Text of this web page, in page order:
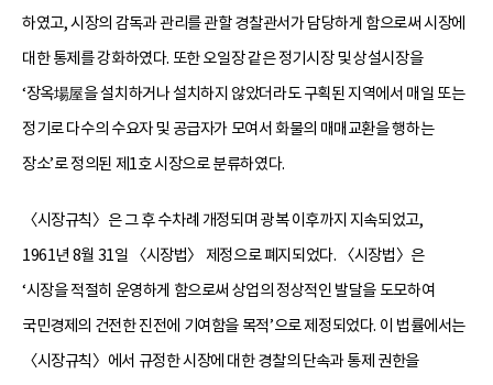
하였고, 시장의 감독과 관리를 관할 경찰관서가 담당하게 함으로써 시장에
대한 통제를 강화하였다. 또한 오일장 같은 정기시장 및 상설시장을
‘장옥場屋을 설치하거나 설치하지 않았더라도 구획된 지역에서 매일 또는
정기로 다수의 수요자 및 공급자가 모여서 화물의 매매교환을 행하는
장소’로 정의된 제1호 시장으로 분류하였다.
〈시장규칙〉은 그 후 수차례 개정되며 광복 이후까지 지속되었고,
1961년 8월 31일 〈시장법〉 제정으로 폐지되었다. 〈시장법〉은
‘시장을 적절히 운영하게 함으로써 상업의 정상적인 발달을 도모하여
국민경제의 건전한 진전에 기여함을 목적’으로 제정되었다. 이 법률에서는
〈시장규칙〉에서 규정한 시장에 대한 경찰의 단속과 통제 권한을